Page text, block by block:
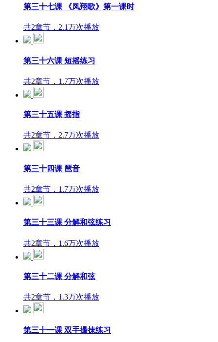
第三十七课 《凤翔歌》第一课时
共2章节，2.1万次播放
第三十六课 短摇练习
共2章节，1.7万次播放
第三十五课 摇指
共2章节，2.7万次播放
第三十四课 琶音
共2章节，1.7万次播放
第三十三课 分解和弦练习
共2章节，1.6万次播放
第三十二课 分解和弦
共2章节，1.3万次播放
第三十一课 双手撮抹练习